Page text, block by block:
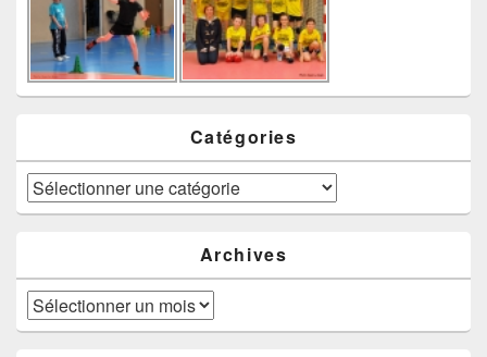
Catégories
Catégories
Archives
Archives